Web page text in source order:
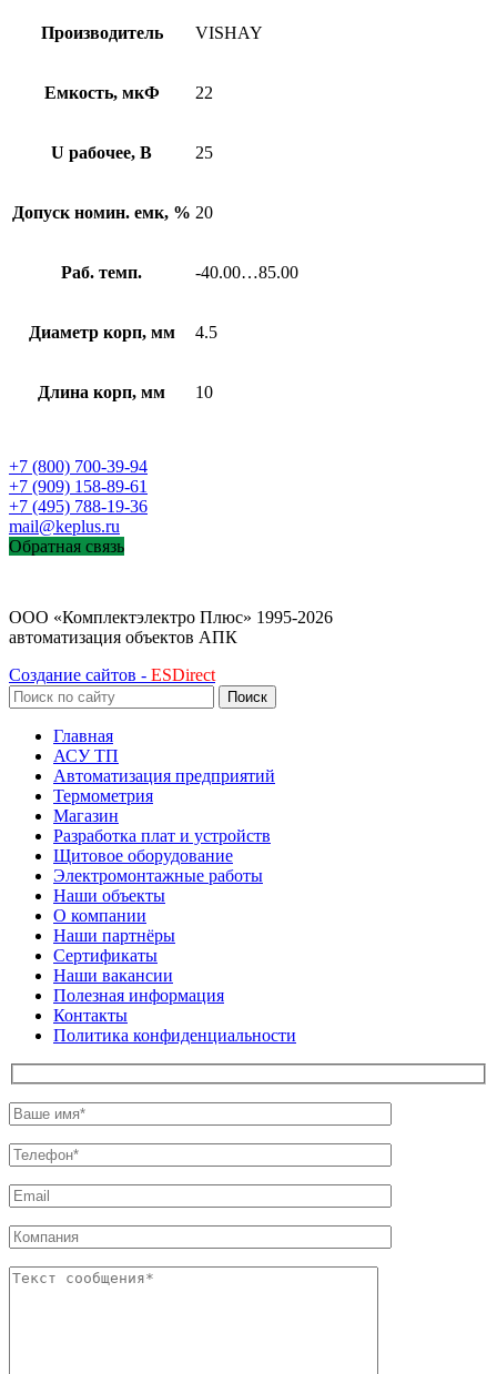
Производитель VISHAY
Емкость, мкФ 22
U рабочее, В 25
Допуск номин. емк, % 20
Раб. темп. -40.00…85.00
Диаметр корп, мм 4.5
Длина корп, мм 10
+7 (800) 700-39-94
+7 (909) 158-89-61
+7 (495) 788-19-36
mail@keplus.ru
Обратная связь
ООО «Комплектэлектро Плюс» 1995-2026
автоматизация объектов АПК
Создание сайтов - ESDirect
Поиск
Главная
АСУ ТП
Автоматизация предприятий
Термометрия
Магазин
Разработка плат и устройств
Щитовое оборудование
Электромонтажные работы
Наши объекты
О компании
Наши партнёры
Сертификаты
Наши вакансии
Полезная информация
Контакты
Политика конфиденциальности